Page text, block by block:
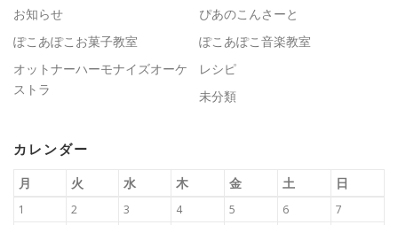
お知らせ
ぴあのこんさーと
ぽこあぽこお菓子教室
ぽこあぽこ音楽教室
オットナーハーモナイズオーケ
ストラ
レシピ
未分類
カレンダー
月 火 水 木 金 土 日
1 2 3 4 5 6
7